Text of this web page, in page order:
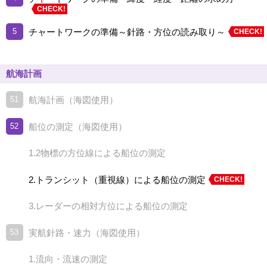
5 チャートワークの準備～針路・方位の読み取り～
航海計画
51 航海計画（海図使用）
52 船位の測定（海図使用）
1.2物標の方位線による船位の測定
2.トランシット（重視線）による船位の測定
3.レーダーの相対方位による船位の測定
53 実航針路・速力（海図使用）
1.流向・流速の測定